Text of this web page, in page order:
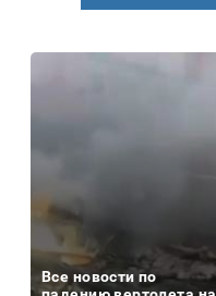
Все новости по